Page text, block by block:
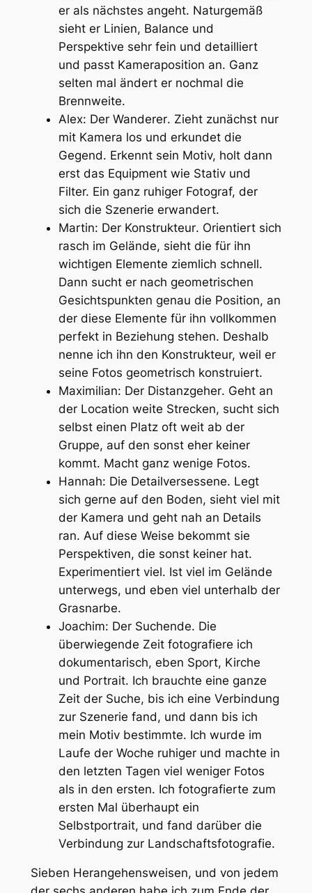
er als nächstes angeht. Naturgemäß
sieht er Linien, Balance und
Perspektive sehr fein und detailliert
und passt Kameraposition an. Ganz
selten mal ändert er nochmal die
Brennweite.
Alex: Der Wanderer. Zieht zunächst nur
mit Kamera los und erkundet die
Gegend. Erkennt sein Motiv, holt dann
erst das Equipment wie Stativ und
Filter. Ein ganz ruhiger Fotograf, der
sich die Szenerie erwandert.
Martin: Der Konstrukteur. Orientiert sich
rasch im Gelände, sieht die für ihn
wichtigen Elemente ziemlich schnell.
Dann sucht er nach geometrischen
Gesichtspunkten genau die Position, an
der diese Elemente für ihn vollkommen
perfekt in Beziehung stehen. Deshalb
nenne ich ihn den Konstrukteur, weil er
seine Fotos geometrisch konstruiert.
Maximilian: Der Distanzgeher. Geht an
der Location weite Strecken, sucht sich
selbst einen Platz oft weit ab der
Gruppe, auf den sonst eher keiner
kommt. Macht ganz wenige Fotos.
Hannah: Die Detailversessene. Legt
sich gerne auf den Boden, sieht viel mit
der Kamera und geht nah an Details
ran. Auf diese Weise bekommt sie
Perspektiven, die sonst keiner hat.
Experimentiert viel. Ist viel im Gelände
unterwegs, und eben viel unterhalb der
Grasnarbe.
Joachim: Der Suchende. Die
überwiegende Zeit fotografiere ich
dokumentarisch, eben Sport, Kirche
und Portrait. Ich brauchte eine ganze
Zeit der Suche, bis ich eine Verbindung
zur Szenerie fand, und dann bis ich
mein Motiv bestimmte. Ich wurde im
Laufe der Woche ruhiger und machte in
den letzten Tagen viel weniger Fotos
als in den ersten. Ich fotografierte zum
ersten Mal überhaupt ein
Selbstportrait, und fand darüber die
Verbindung zur Landschaftsfotografie.
Sieben Herangehensweisen, und von jedem